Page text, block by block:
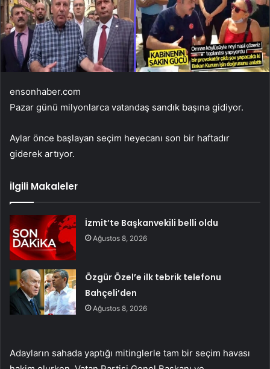
ensonhaber.com
Pazar günü milyonlarca vatandaş sandık başına gidiyor.
Aylar önce başlayan seçim heyecanı son bir haftadır
giderek artıyor.
İlgili Makaleler
İzmit’te Başkanvekili belli oldu
Ağustos 8, 2026
Özgür Özel’e ilk tebrik telefonu
Bahçeli’den
Ağustos 8, 2026
Adayların sahada yaptığı mitinglerle tam bir seçim havası